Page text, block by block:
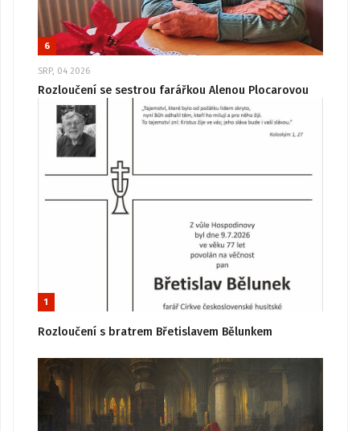
6
SRP, 04 2026
Rozloučení se sestrou farářkou Alenou Plocarovou
1
Rozloučení s bratrem Břetislavem Bělunkem